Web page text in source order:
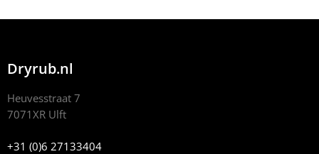
Dryrub.nl
Heuvesstraat 7
7071XR Ulft
+31 (0)6 27133404